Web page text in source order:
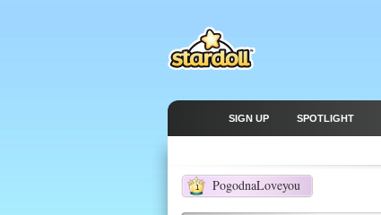
SIGN UP SPOTLIGHT
PogodnaLoveyou
1